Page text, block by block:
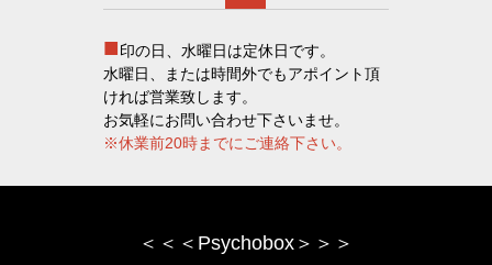
■印の日、水曜日は定休日です。
水曜日、または時間外でもアポイント頂
ければ営業致します。
お気軽にお問い合わせ下さいませ。
※休業前20時までにご連絡下さい。
＜＜＜Psychobox＞＞＞